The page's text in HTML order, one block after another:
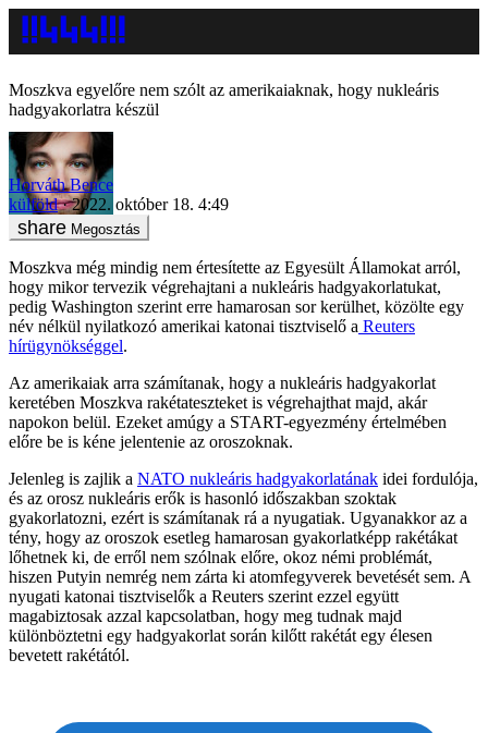
Moszkva egyelőre nem szólt az amerikaiaknak, hogy nukleáris
hadgyakorlatra készül
Horváth Bence
külföld
2022. október 18. 4:49
Megosztás
Moszkva még mindig nem értesítette az Egyesült Államokat arról,
hogy mikor tervezik végrehajtani a nukleáris hadgyakorlatukat,
pedig Washington szerint erre hamarosan sor kerülhet, közölte egy
név nélkül nyilatkozó amerikai katonai tisztviselő a Reuters
hírügynökséggel.
Az amerikaiak arra számítanak, hogy a nukleáris hadgyakorlat
keretében Moszkva rakétateszteket is végrehajthat majd, akár
napokon belül. Ezeket amúgy a START-egyezmény értelmében
előre be is kéne jelentenie az oroszoknak.
Jelenleg is zajlik a NATO nukleáris hadgyakorlatának idei fordulója,
és az orosz nukleáris erők is hasonló időszakban szoktak
gyakorlatozni, ezért is számítanak rá a nyugatiak. Ugyanakkor az a
tény, hogy az oroszok esetleg hamarosan gyakorlatképp rakétákat
lőhetnek ki, de erről nem szólnak előre, okoz némi problémát,
hiszen Putyin nemrég nem zárta ki atomfegyverek bevetését sem. A
nyugati katonai tisztviselők a Reuters szerint ezzel együtt
magabiztosak azzal kapcsolatban, hogy meg tudnak majd
különböztetni egy hadgyakorlat során kilőtt rakétát egy élesen
bevetett rakétától.